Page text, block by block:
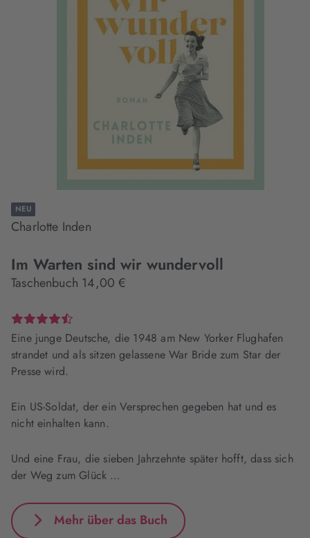
NEU
Charlotte Inden
Im Warten sind wir wundervoll
Taschenbuch 14,00 €
Eine junge Deutsche, die 1948 am New Yorker Flughafen
strandet und als sitzen gelassene War Bride zum Star der
Presse wird.
Ein US-Soldat, der ein Versprechen gegeben hat und es
nicht einhalten kann.
Und eine Frau, die sieben Jahrzehnte später hofft, dass sich
der Weg zum Glück …
Mehr über das Buch